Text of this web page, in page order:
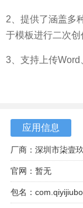
2、提供了涵盖多
于模板进行二次创
3、支持上传Word
并提取关键信息
应用信息
厂商：深圳市柒壹
官网：暂无
包名：